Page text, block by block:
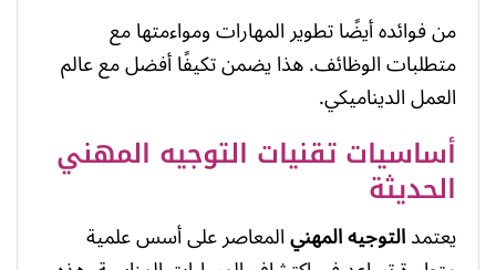
من فوائده أيضًا تطوير المهارات ومواءمتها مع
متطلبات الوظائف. هذا يضمن تكيفًا أفضل مع عالم
العمل الديناميكي.
أساسيات تقنيات التوجيه المهني
الحديثة
يعتمدالتوجيه المهنيالمعاصر على أسس علمية